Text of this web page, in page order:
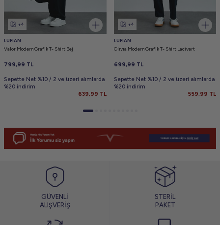
+4
LUFIAN
Valor Modern Grafik T- Shirt Bej
799,99 TL
Sepette Net %10 / 2 ve üzeri alımlarda
%20 indirim
639,99 TL
+4
LUFIAN
Olıvıa Modern Grafik T- Shirt Lacivert
699,99 TL
Sepette Net %10 / 2 ve üzeri alımlarda
%20 indirim
559,99 TL
GÜVENLİ
ALIŞVERİŞ
STERİL
PAKET